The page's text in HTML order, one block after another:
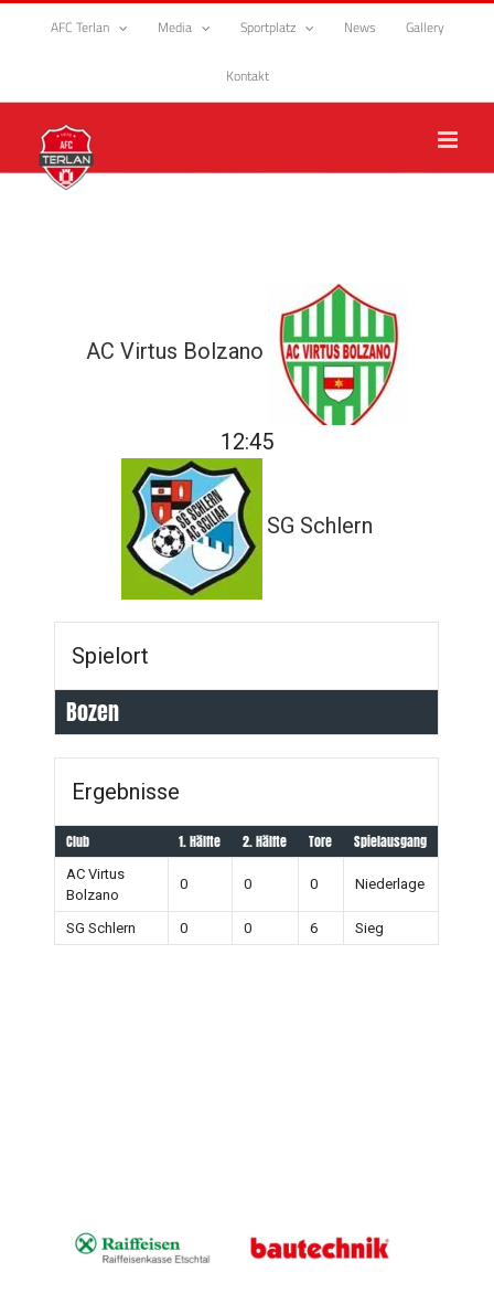
Zum
AFC Terlan Media Sportplatz News Gallery
Kontakt
AC Virtus Bolzano
12:45
SG Schlern
Spielort
Bozen
Ergebnisse
Club 1. Hälfte 2. Hälfte Tore Spielausgang
AC Virtus
Bolzano
0 0 0 Niederlage
SG Schlern 0 0 6 Sieg